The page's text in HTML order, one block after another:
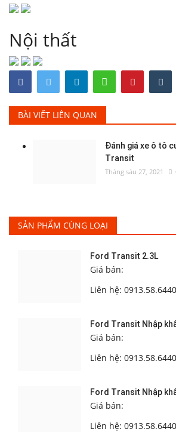
Nội thất
BÀI VIẾT LIÊN QUAN
Đánh giá xe ô tô
Transit
Tháng sáu 27, 2021
SẢN PHẨM CÙNG LOẠI
Ford Transit 2.3L
Giá bán:
Liên hệ: 0913.58.6440
Ford Transit Nhập
Giá bán:
Liên hệ: 0913.58.6440
Ford Transit Nhập
Giá bán:
Liên hệ: 0913.58.6440